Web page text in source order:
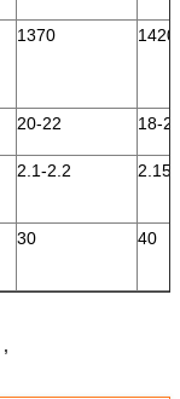
1370 1420
20-22 18-
2.1-2.2
30 40
,